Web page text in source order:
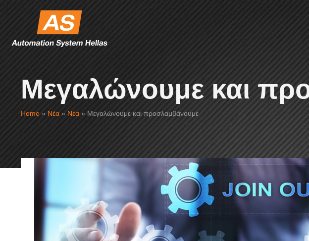
Μεγαλώνουμε και
Home » Νέα » Νέα » Μεγαλώνουμε και προσλαμβάνουμε